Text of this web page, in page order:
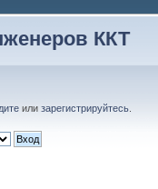
ККТ
или зарегистрируйтесь.